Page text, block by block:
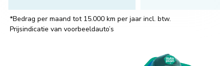
*Bedrag per maand tot 15.000 km per jaar incl. btw.
Prijsindicatie van voorbeeldauto’s